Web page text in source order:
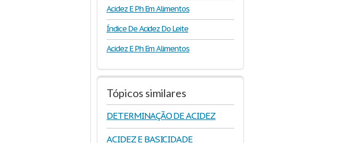
Acidez E Ph Em Alimentos
Índice De Acidez Do Leite
Acidez E Ph Em Alimentos
Tópicos similares
DETERMINAÇÃO DE ACIDEZ
ACIDEZ E BASICIDADE